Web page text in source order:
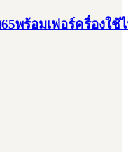
พร้อมเฟอร์ครื่องใช้